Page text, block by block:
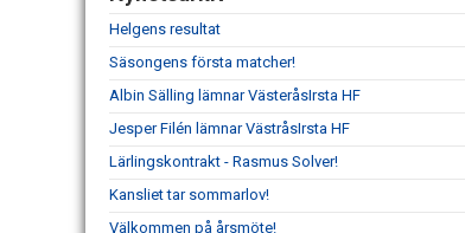
Helgens resultat
Säsongens första matcher!
Albin Sälling lämnar VästeråsIrsta HF
Jesper Filén lämnar VästråsIrsta HF
Lärlingskontrakt - Rasmus Solver!
Kansliet tar sommarlov!
Välkommen på årsmöte!